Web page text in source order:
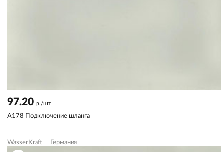
97.20 р./шт
A178 Подключение шланга
WasserKraft Германия